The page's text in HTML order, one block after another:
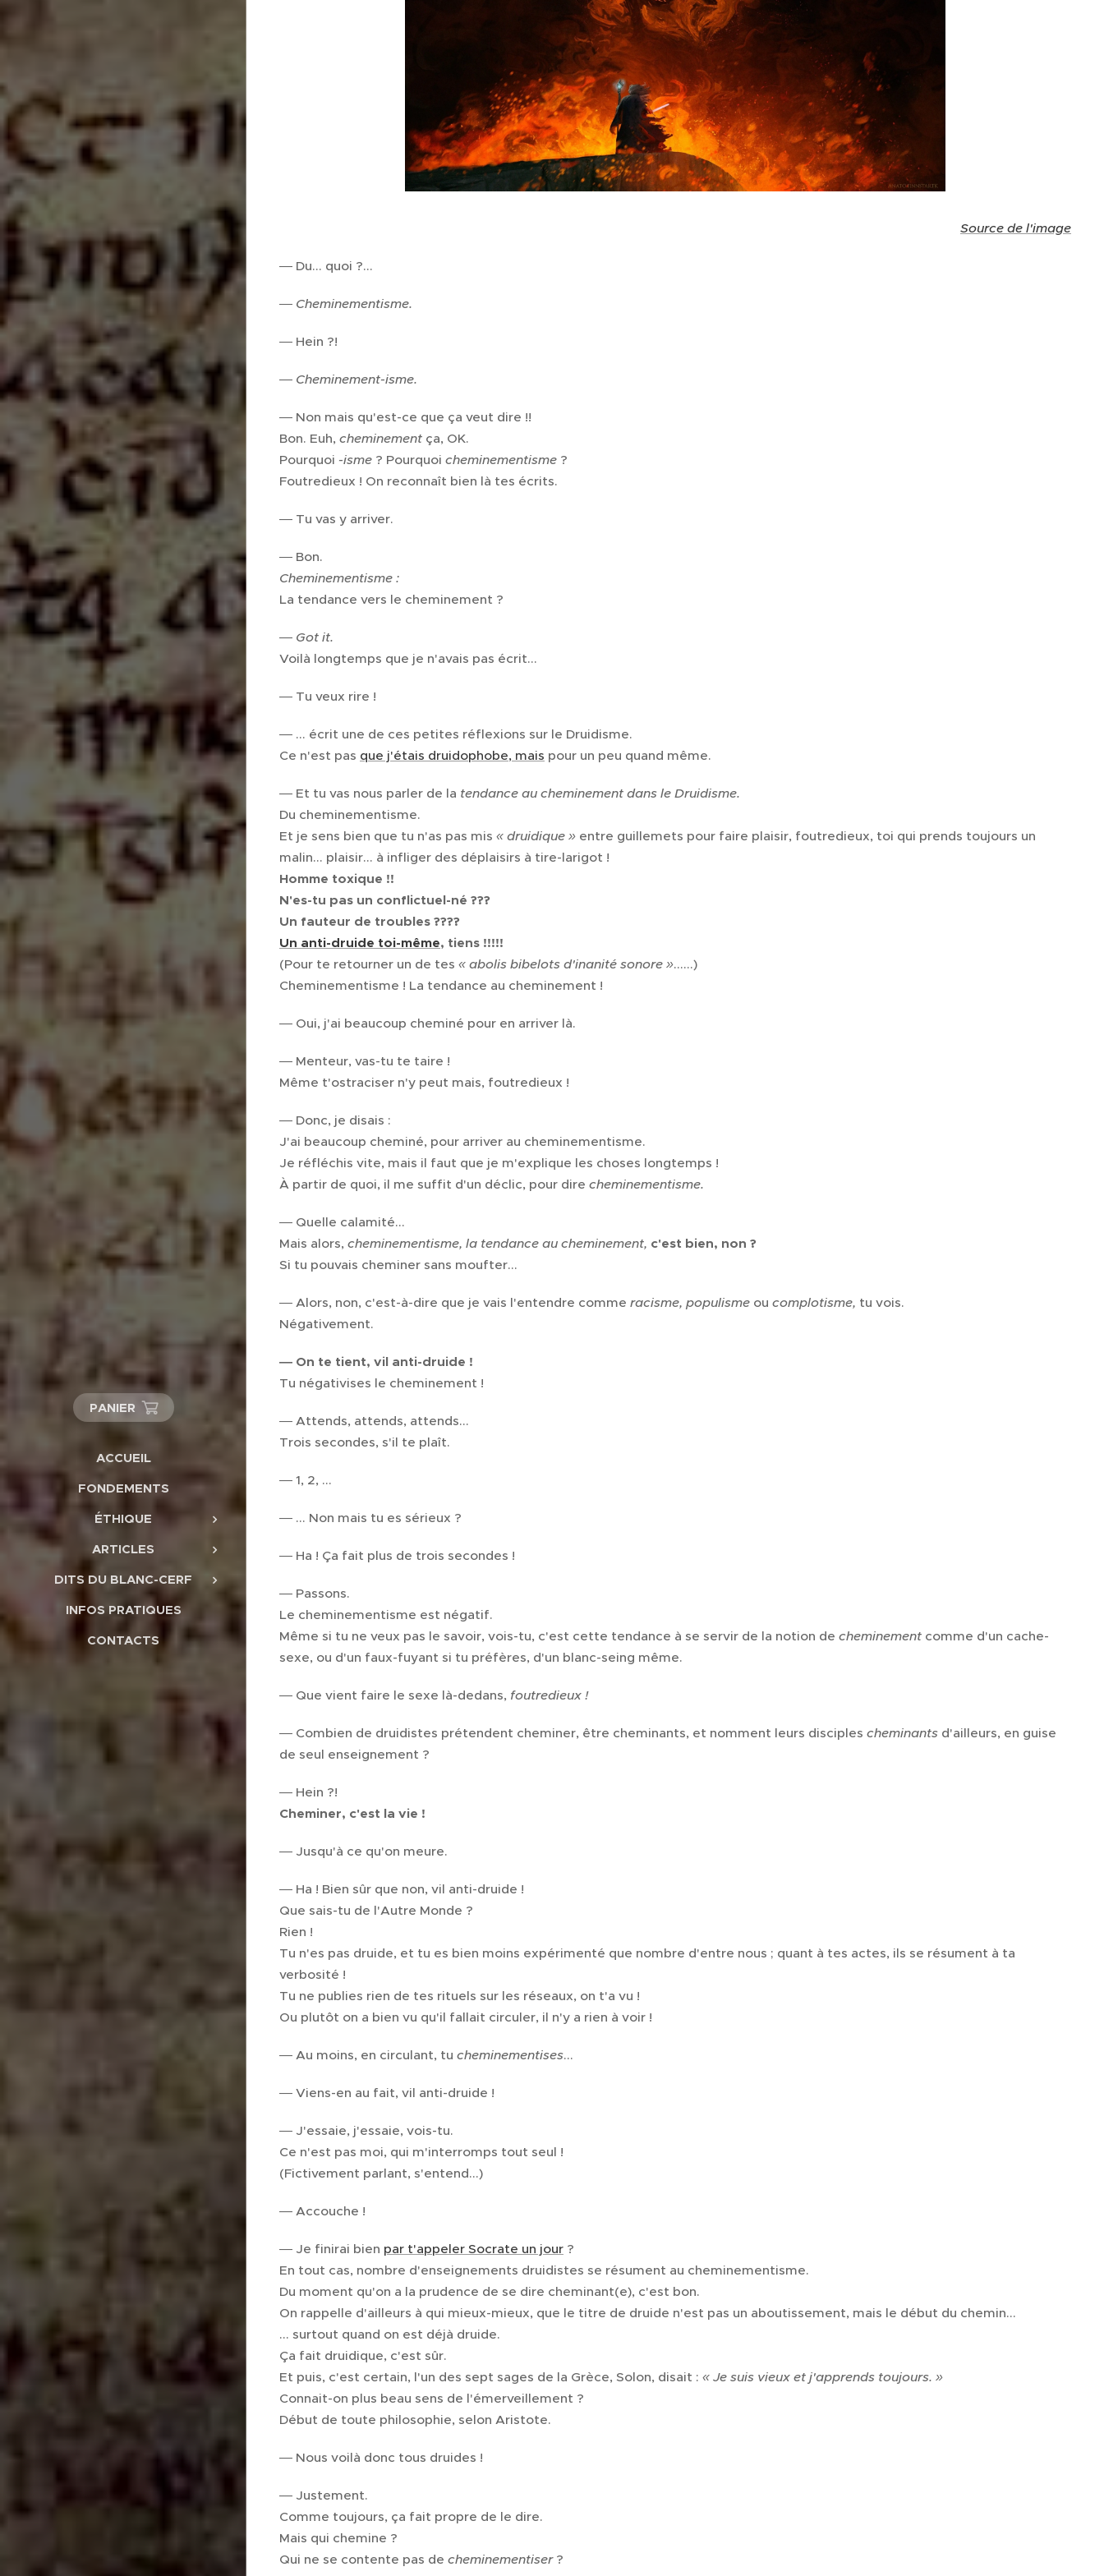
PANIER
ACCUEIL
FONDEMENTS
ÉTHIQUE
ARTICLES
DITS DU BLANC-CERF
INFOS PRATIQUES
CONTACTS
Source de l'image
― Du... quoi ?...
― Cheminementisme.
― Hein ?!
― Cheminement-isme.
― Non mais qu'est-ce que ça veut dire !!
Bon. Euh, cheminement ça, OK.
Pourquoi -isme ? Pourquoi cheminementisme ?
Foutredieux ! On reconnaît bien là tes écrits.
― Tu vas y arriver.
― Bon.
Cheminementisme :
La tendance vers le cheminement ?
― Got it.
Voilà longtemps que je n'avais pas écrit...
― Tu veux rire !
― ... écrit une de ces petites réflexions sur le Druidisme.
Ce n'est pas que j'étais druidophobe, mais pour un peu quand même.
― Et tu vas nous parler de la tendance au cheminement dans le Druidisme.
Du cheminementisme.
Et je sens bien que tu n'as pas mis « druidique » entre guillemets pour faire plaisir, foutredieux, toi qui prends toujours un
malin... plaisir... à infliger des déplaisirs à tire-larigot !
Homme toxique !!
N'es-tu pas un conflictuel-né ???
Un fauteur de troubles ????
Un anti-druide toi-même, tiens !!!!!
(Pour te retourner un de tes « abolis bibelots d'inanité sonore »......)
Cheminementisme ! La tendance au cheminement !
― Oui, j'ai beaucoup cheminé pour en arriver là.
― Menteur, vas-tu te taire !
Même t'ostraciser n'y peut mais, foutredieux !
― Donc, je disais :
J'ai beaucoup cheminé, pour arriver au cheminementisme.
Je réfléchis vite, mais il faut que je m'explique les choses longtemps !
À partir de quoi, il me suffit d'un déclic, pour dire cheminementisme.
― Quelle calamité...
Mais alors, cheminementisme, la tendance au cheminement, c'est bien, non ?
Si tu pouvais cheminer sans moufter...
― Alors, non, c'est-à-dire que je vais l'entendre comme racisme, populisme ou complotisme, tu vois.
Négativement.
― On te tient, vil anti-druide !
Tu négativises le cheminement !
― Attends, attends, attends...
Trois secondes, s'il te plaît.
― 1, 2, ...
― ... Non mais tu es sérieux ?
― Ha ! Ça fait plus de trois secondes !
― Passons.
Le cheminementisme est négatif.
Même si tu ne veux pas le savoir, vois-tu, c'est cette tendance à se servir de la notion de cheminement comme d'un cache-
sexe, ou d'un faux-fuyant si tu préfères, d'un blanc-seing même.
― Que vient faire le sexe là-dedans, foutredieux !
― Combien de druidistes prétendent cheminer, être cheminants, et nomment leurs disciples cheminants d'ailleurs, en guise
de seul enseignement ?
― Hein ?!
Cheminer, c'est la vie !
― Jusqu'à ce qu'on meure.
― Ha ! Bien sûr que non, vil anti-druide !
Que sais-tu de l'Autre Monde ?
Rien !
Tu n'es pas druide, et tu es bien moins expérimenté que nombre d'entre nous ; quant à tes actes, ils se résument à ta
verbosité !
Tu ne publies rien de tes rituels sur les réseaux, on t'a vu !
Ou plutôt on a bien vu qu'il fallait circuler, il n'y a rien à voir !
― Au moins, en circulant, tu cheminementises...
― Viens-en au fait, vil anti-druide !
― J'essaie, j'essaie, vois-tu.
Ce n'est pas moi, qui m'interromps tout seul !
(Fictivement parlant, s'entend...)
― Accouche !
― Je finirai bien par t'appeler Socrate un jour ?
En tout cas, nombre d'enseignements druidistes se résument au cheminementisme.
Du moment qu'on a la prudence de se dire cheminant(e), c'est bon.
On rappelle d'ailleurs à qui mieux-mieux, que le titre de druide n'est pas un aboutissement, mais le début du chemin...
... surtout quand on est déjà druide.
Ça fait druidique, c'est sûr.
Et puis, c'est certain, l'un des sept sages de la Grèce, Solon, disait : « Je suis vieux et j'apprends toujours. »
Connait-on plus beau sens de l'émerveillement ?
Début de toute philosophie, selon Aristote.
― Nous voilà donc tous druides !
― Justement.
Comme toujours, ça fait propre de le dire.
Mais qui chemine ?
Qui ne se contente pas de cheminementiser?